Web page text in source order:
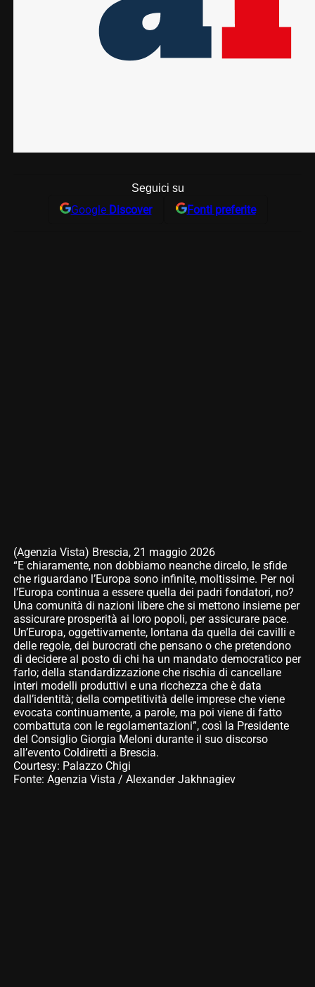
Seguici su
Google Discover Fonti preferite
(Agenzia Vista) Brescia, 21 maggio 2026
“E chiaramente, non dobbiamo neanche dircelo, le sfide
che riguardano l’Europa sono infinite, moltissime. Per noi
l’Europa continua a essere quella dei padri fondatori, no?
Una comunità di nazioni libere che si mettono insieme per
assicurare prosperità ai loro popoli, per assicurare pace.
Un’Europa, oggettivamente, lontana da quella dei cavilli e
delle regole, dei burocrati che pensano o che pretendono
di decidere al posto di chi ha un mandato democratico per
farlo; della standardizzazione che rischia di cancellare
interi modelli produttivi e una ricchezza che è data
dall’identità; della competitività delle imprese che viene
evocata continuamente, a parole, ma poi viene di fatto
combattuta con le regolamentazioni”, così la Presidente
del Consiglio Giorgia Meloni durante il suo discorso
all’evento Coldiretti a Brescia.
Courtesy: Palazzo Chigi
Fonte: Agenzia Vista / Alexander Jakhnagiev